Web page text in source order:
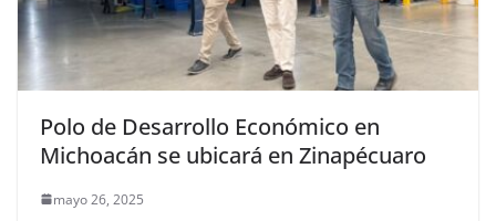
Polo de Desarrollo Económico en
Michoacán se ubicará en Zinapécuaro
mayo 26, 2025